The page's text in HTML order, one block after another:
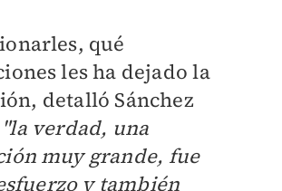
qué
les ha dejado la
detalló Sánchez
"la verdad, una
muy grande, fue
y también